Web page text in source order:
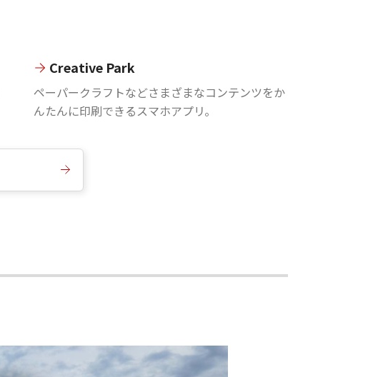
Creative Park
ペーパークラフトなどさまざまなコンテンツをか
んたんに印刷できるスマホアプリ。